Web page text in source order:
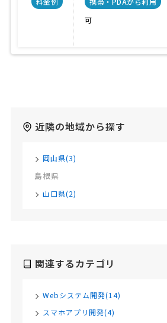
可
近隣の地域から探す
岡山県(3)
島根県
山口県(2)
関連するカテゴリ
Webシステム開発(14)
スマホアプリ開発(4)